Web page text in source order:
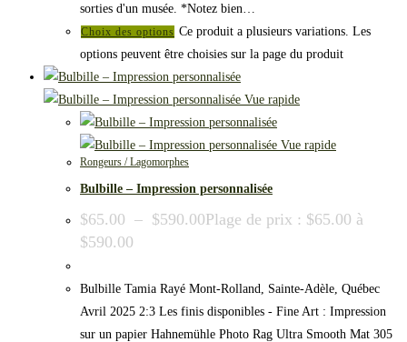
sorties d'un musée. *Notez bien…
Choix des options Ce produit a plusieurs variations. Les
options peuvent être choisies sur la page du produit
Vue rapide
Vue rapide
Rongeurs / Lagomorphes
Bulbille – Impression personnalisée
$65.00 – $590.00Plage de prix : $65.00 à
$590.00
Bulbille Tamia Rayé Mont-Rolland, Sainte-Adèle, Québec
Avril 2025 2:3 Les finis disponibles - Fine Art : Impression
sur un papier Hahnemühle Photo Rag Ultra Smooth Mat 305